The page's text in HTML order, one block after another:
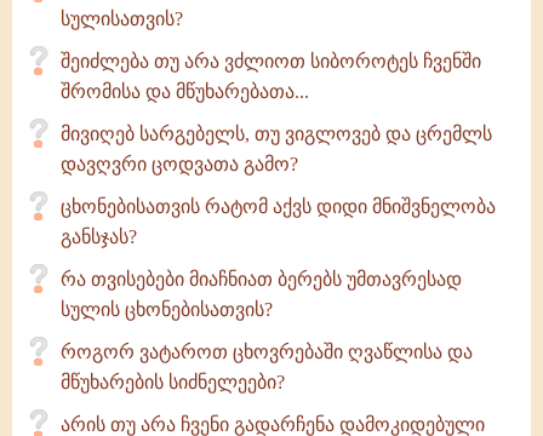
სულისათვის?
შეიძლება თუ არა ვძლიოთ სიბოროტეს ჩვენში
შრომისა და მწუხარებათა...
მივიღებ სარგებელს, თუ ვიგლოვებ და ცრემლს
დავღვრი ცოდვათა გამო?
ცხონებისათვის რატომ აქვს დიდი მნიშვნელობა
განსჯას?
რა თვისებები მიაჩნიათ ბერებს უმთავრესად
სულის ცხონებისათვის?
როგორ ვატაროთ ცხოვრებაში ღვაწლისა და
მწუხარების სიძნელეები?
არის თუ არა ჩვენი გადარჩენა დამოკიდებული